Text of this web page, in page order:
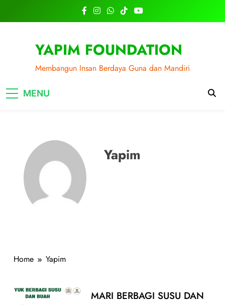
YAPIM FOUNDATION
Membangun Insan Berdaya Guna dan Mandiri
MENU
Yapim
Home Yapim
MARI BERBAGI SUSU DAN